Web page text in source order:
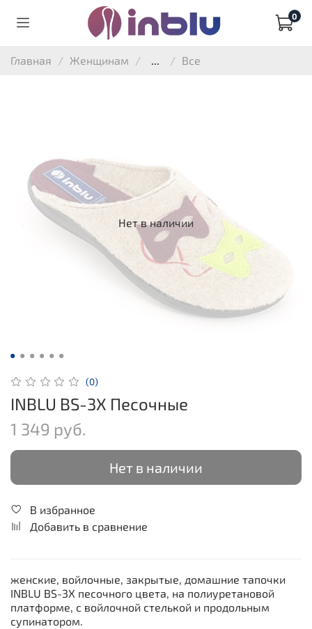
0
Главная Женщинам ... Все
Нет в наличии
(0)
INBLU BS-3X Песочные
1 349 руб.
Нет в наличии
В избранное
Добавить в сравнение
женские, войлочные, закрытые, домашние тапочки
INBLU BS-3X песочного цвета, на полиуретановой
платформе, с войлочной стелькой и продольным
супинатором.